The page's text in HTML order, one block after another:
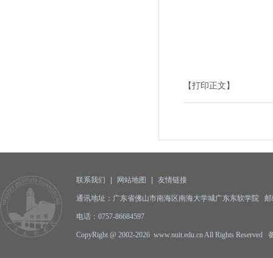
【打印正文】
联系我们 网站地图 友情链接
通讯地址：广东省佛山市南海区南海大学城广东东软学院 邮
电话：0757-86684597
CopyRight @ 2002-2026 www.nuit.edu.cn All Rights Reserved